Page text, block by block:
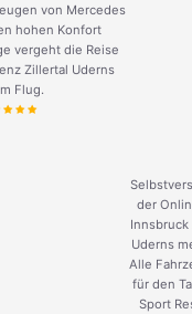
von Mercedes
hohen Konfort
vergeht die Reise
Zillertal Uderns
Flug.
der
Uderns
Alle
für den
Sport